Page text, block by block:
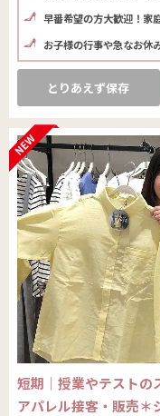
早番希望の方大歓迎！家
お子様の行事や急なお休
とりあえず保存
短期｜授業やテストの
アパレル接客・販売